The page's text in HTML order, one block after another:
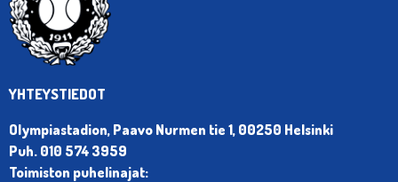
YHTEYSTIEDOT
Olympiastadion, Paavo Nurmen tie 1, 00250 Helsinki
Puh. 010 574 3959
Toimiston puhelinajat: